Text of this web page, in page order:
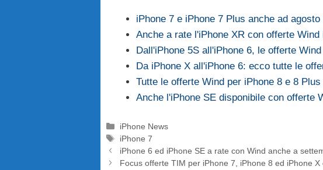
iPhone 7 e iPhone 7 Plus anche ad
Anche a rate l'iPhone XR con offerte Wind
Dall'iPhone 5S all'iPhone 6, le offerte
Da iPhone X all'iPhone 6: ecco tutte le
Tutte le offerte Wind per iPhone 8 e 8
Anche l'iPhone SE disponibile con offerte
Categorie
iPhone News
Tag
iPhone 7
iPhone 6 ed iPhone SE a rate con Wind anche a
Focus offerte TIM per iPhone 7, iPhone 8 ed iPhone X